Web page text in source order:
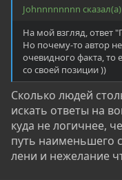
ЭТО НАДО? Многие
банках, и буду
вытащи руку из
Частые ответы:
сейчас это модно/
лишь пожелать вам
вами движут
изначально
угаснет также
первыми
Johnnnnnnnn
На мой взгляд, ответ
Но почему-то автор
очевидного факта, то
со своей позиции ))
Сколько людей
искать ответы на
куда не логичнее,
путь наименьшего
лени и нежелание